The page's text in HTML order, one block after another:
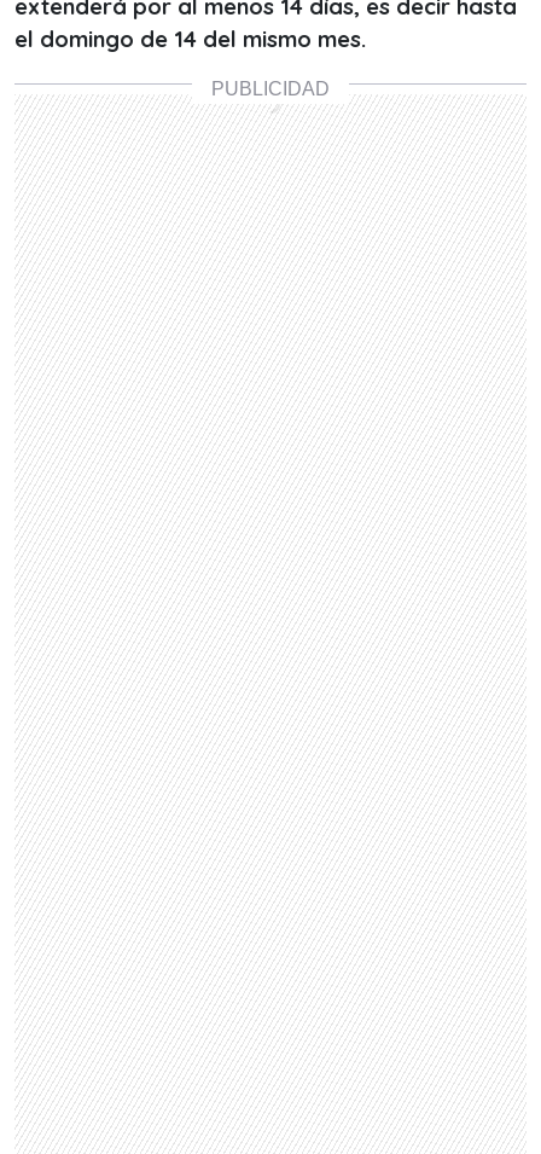
extenderá por al menos 14 días, es decir hasta
el domingo de 14 del mismo mes.